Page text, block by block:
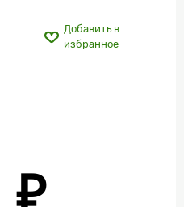
Добавить в
избранное
₽